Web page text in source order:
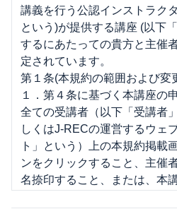
講義を行う公認インストラク
という)が提供する講座 (以下
するにあたっての貴方と主催
定されています。
第１条(本規約の範囲および変
１．第４条に基づく本講座の
全ての受講者（以下「受講者
しくはJ-RECの運営するウェ
ト」という）上の本規約掲載
ンをクリックすること、主催
名捺印すること、または、本